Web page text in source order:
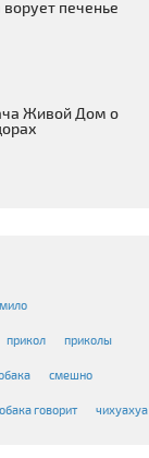
печенье
Живой Дом о
мило
прикол приколы
смешно
говорит чихуахуа